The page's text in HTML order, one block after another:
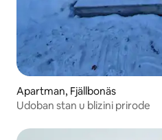
Apartman, Fjällbonäs
Udoban stan u blizini prirode